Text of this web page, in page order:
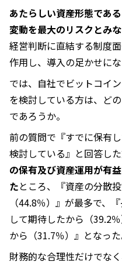
あたらしい資産形態であ
変動を最大のリスクとみ
経営判断に直結する制度
作用し、導入の足かせに
では、自社でビットコイ
を検討している方は、ど
であろうか。
前の質問で『すでに保有
検討している』と回答した
の保有及び資産運用が有
たところ、『資産の分散
（44.8％）』が最多で、
して期待したから（39.2
から（31.7％）』となった
財務的な合理性だけでな